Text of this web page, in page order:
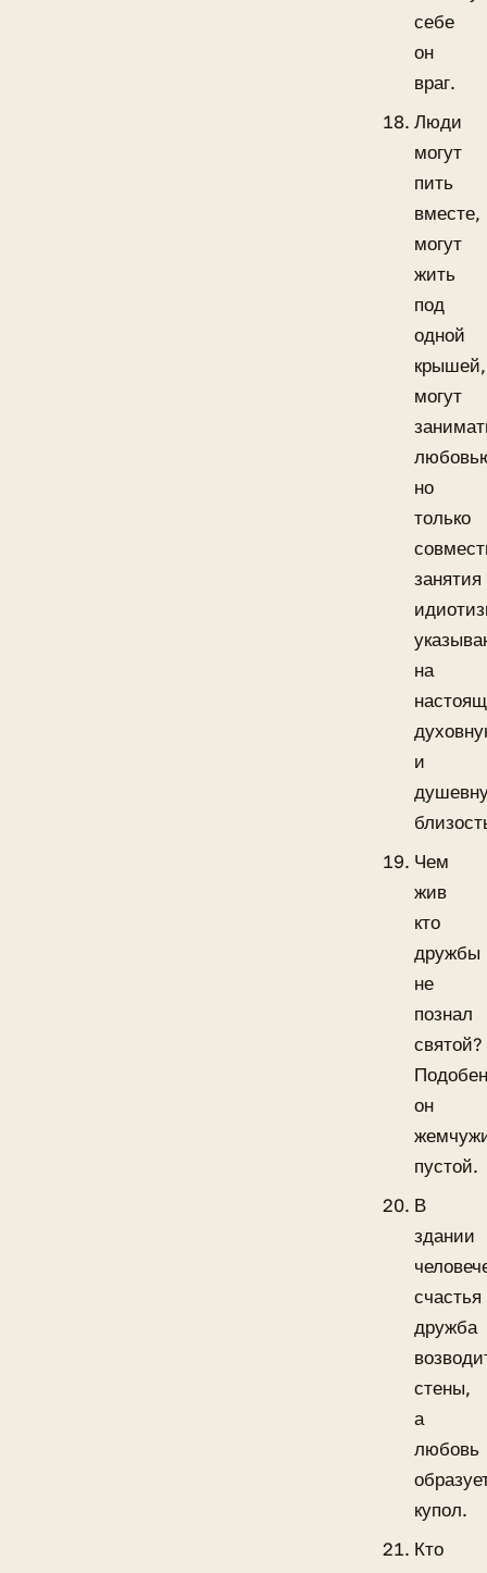
себе
он
враг.
Люди
могут
пить
вместе,
могут
жить
под
одной
крышей,
могут
но
только
занятия
на
и
Чем
жив
кто
дружбы
не
познал
святой?
он
пустой.
В
здании
счастья
дружба
стены,
а
любовь
купол.
Кто